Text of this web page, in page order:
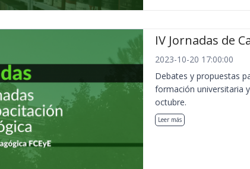
IV Jornadas de
2023-10-20 17:00:00
Debates y propuestas
formación universitaria
octubre.
Leer más